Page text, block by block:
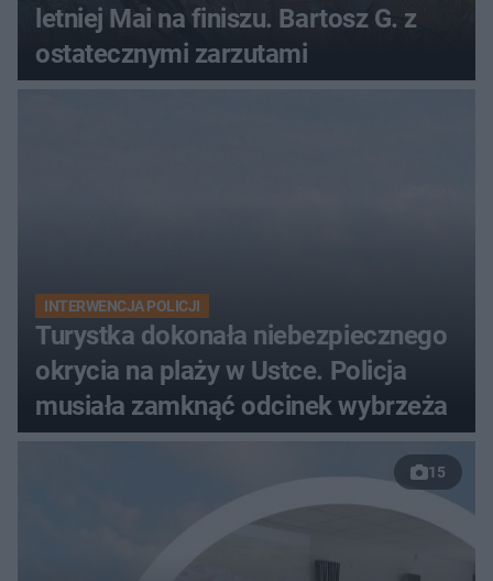
letniej Mai na finiszu. Bartosz G. z
ostatecznymi zarzutami
INTERWENCJA POLICJI
Turystka dokonała niebezpiecznego
okrycia na plaży w Ustce. Policja
musiała zamknąć odcinek wybrzeża
15